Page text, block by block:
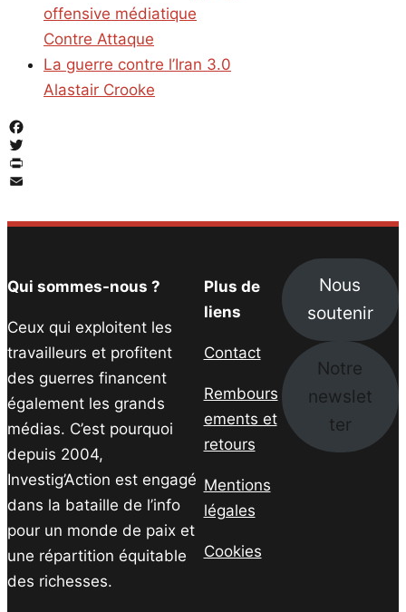
offensive médiatique
Contre Attaque
La guerre contre l’Iran 3.0
Alastair Crooke
Facebook
Twitter
PrintFriendly
Qui sommes-nous ?
Ceux qui exploitent les
travailleurs et profitent
des guerres financent
également les grands
médias. C’est pourquoi
depuis 2004,
Investig’Action est engagé
dans la bataille de l’info
pour un monde de paix et
une répartition équitable
des richesses.
Plus de
liens
Contact
Rembours
ements et
retours
Mentions
légales
Cookies
Nous
soutenir
Notre
newslet
ter